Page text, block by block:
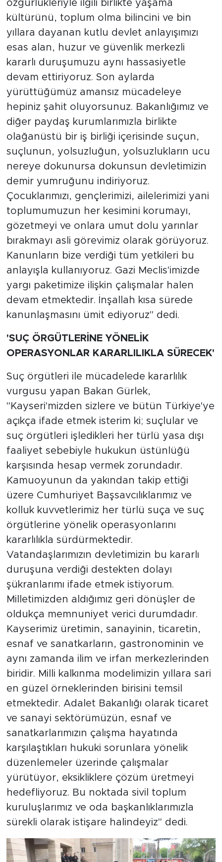
özgürlükleriyle ilgili birlikte yaşama
kültürünü, toplum olma bilincini ve bin
yıllara dayanan kutlu devlet anlayışımızı
esas alan, huzur ve güvenlik merkezli
kararlı duruşumuzu aynı hassasiyetle
devam ettiriyoruz. Son aylarda
yürüttüğümüz amansız mücadeleye
hepiniz şahit oluyorsunuz. Bakanlığımız ve
diğer paydaş kurumlarımızla birlikte
olağanüstü bir iş birliği içerisinde suçun,
suçlunun, yolsuzluğun, yolsuzlukların ucu
nereye dokunursa dokunsun devletimizin
demir yumruğunu indiriyoruz.
Çocuklarımızı, gençlerimizi, ailelerimizi yani
toplumumuzun her kesimini korumayı,
gözetmeyi ve onlara umut dolu yarınlar
bırakmayı asli görevimiz olarak görüyoruz.
Kanunların bize verdiği tüm yetkileri bu
anlayışla kullanıyoruz. Gazi Meclis'imizde
yargı paketimize ilişkin çalışmalar halen
devam etmektedir. İnşallah kısa sürede
kanunlaşmasını ümit ediyoruz" dedi.
'SUÇ ÖRGÜTLERİNE YÖNELİK
OPERASYONLAR KARARLILIKLA SÜRECEK'
Suç örgütleri ile mücadelede kararlılık
vurgusu yapan Bakan Gürlek,
"Kayseri'mizden sizlere ve bütün Türkiye'ye
açıkça ifade etmek isterim ki; suçlular ve
suç örgütleri işledikleri her türlü yasa dışı
faaliyet sebebiyle hukukun üstünlüğü
karşısında hesap vermek zorundadır.
Kamuoyunun da yakından takip ettiği
üzere Cumhuriyet Başsavcılıklarımız ve
kolluk kuvvetlerimiz her türlü suça ve suç
örgütlerine yönelik operasyonlarını
kararlılıkla sürdürmektedir.
Vatandaşlarımızın devletimizin bu kararlı
duruşuna verdiği destekten dolayı
şükranlarımı ifade etmek istiyorum.
Milletimizden aldığımız geri dönüşler de
oldukça memnuniyet verici durumdadır.
Kayserimiz üretimin, sanayinin, ticaretin,
esnaf ve sanatkarların, gastronominin ve
aynı zamanda ilim ve irfan merkezlerinden
biridir. Milli kalkınma modelimizin yıllara sari
en güzel örneklerinden birisini temsil
etmektedir. Adalet Bakanlığı olarak ticaret
ve sanayi sektörümüzün, esnaf ve
sanatkarlarımızın çalışma hayatında
karşılaştıkları hukuki sorunlara yönelik
düzenlemeler üzerinde çalışmalar
yürütüyor, eksikliklere çözüm üretmeyi
hedefliyoruz. Bu noktada sivil toplum
kuruluşlarımız ve oda başkanlıklarımızla
sürekli olarak istişare halindeyiz" dedi.